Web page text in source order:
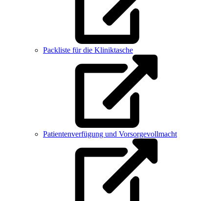
Packliste für die Kliniktasche
Patientenverfügung und Vorsorgevollmacht